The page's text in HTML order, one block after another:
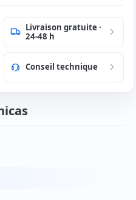
Livraison gratuite ·
24-48 h
Conseil technique